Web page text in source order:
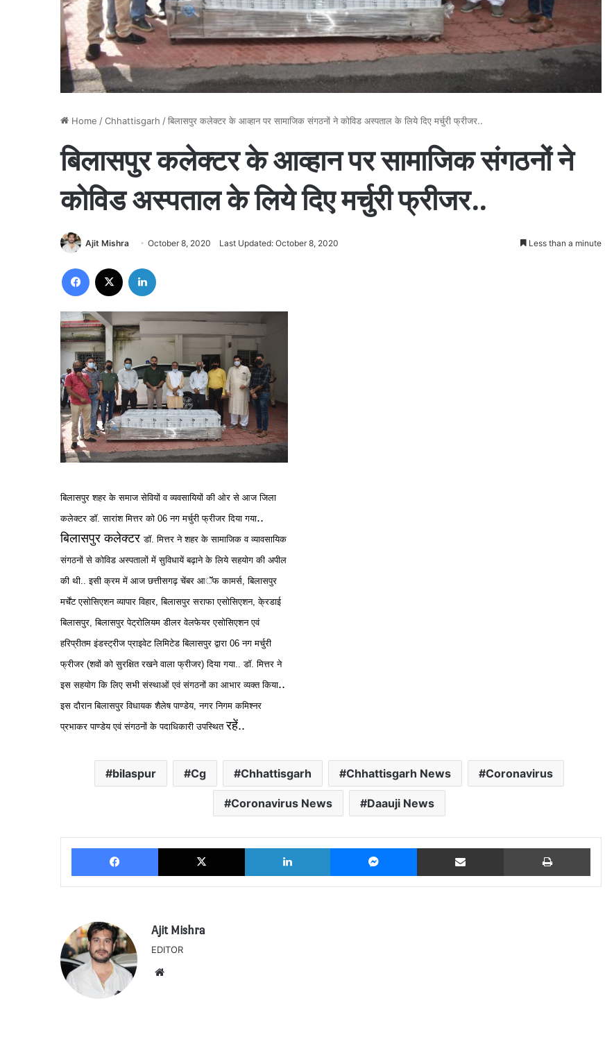
Home /Chhattisgarh /बिलासपुर कलेक्टर के आव्हान पर सामाजिक संगठनों ने कोविड अस्पताल के लिये दिए मर्चुरी फ्रीजर..
बिलासपुर कलेक्टर के आव्हान पर सामाजिक संगठनों ने
कोविड अस्पताल के लिये दिए मर्चुरी फ्रीजर..
Ajit Mishra October 8, 2020 Last Updated: October 8, 2020 Less than a minute
Facebook
बिलासपुर शहर के समाज सेवियों व व्यवसायियों की ओर से आज जिला
कलेक्टर डॉ. सारांश मित्तर को 06 नग मर्चुरी फ्रीजर दिया गया..
बिलासपुर कलेक्टरडॉ. मित्तर ने शहर के सामाजिक व व्यावसायिक
संगठनों से कोविड अस्पतालों में सुविधायें बढ़ाने के लिये सहयोग की अपील
की थी.. इसी क्रम में आज छत्तीसगढ़ चेंबर आॅॅफ कामर्स, बिलासपुर
मर्चेंट एसोसिएशन व्यापार विहार, बिलासपुर सराफा एसोसिएशन, के्रडाई
बिलासपुर, बिलासपुर पेट्रोलियम डीलर वेलफेयर एसोसिएशन एवं
हरिप्रीतम इंडस्ट्रीज प्राइवेट लिमिटेड बिलासपुर द्वारा 06 नग मर्चुरी
फ्रीजर (शवों को सुरक्षित रखने वाला फ्रीजर) दिया गया.. डॉ. मित्तर ने
इस सहयोग कि लिए सभी संस्थाओं एवं संगठनों का आभार व्यक्त किया..
इस दौरान बिलासपुर विधायक शैलेष पाण्डेय, नगर निगम कमिश्नर
प्रभाकर पाण्डेय एवं संगठनों के पदाधिकारी उपस्थित रहें..
bilaspur Cg Chhattisgarh Chhattisgarh News Coronavirus
Coronavirus News Daauji News
Facebook X LinkedIn Messenger Share via Email Print
Ajit Mishra
EDITOR